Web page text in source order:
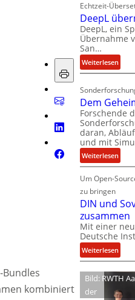
kombiniert
v
a
-
M
r
i
a
G
l
e
n
z
w
i
r
A
r
e
a
i
c
e
P
Echtzeit-
DeepL
DeepL, ein
Übernahme
San…
Weiterlesen:
D
p
L
ü
b
r
n
m
M
i
x
a
l
Dem
Forschende
daran,
und mit
Weiterlesen:
D
e
G
e
h
e
m
n
i
s
Um Open-
zu bringen
DIN und
zusammen
Mit einer
Deutsche
Weiterlesen:
D
I
N
u
Bild: RWTH
der